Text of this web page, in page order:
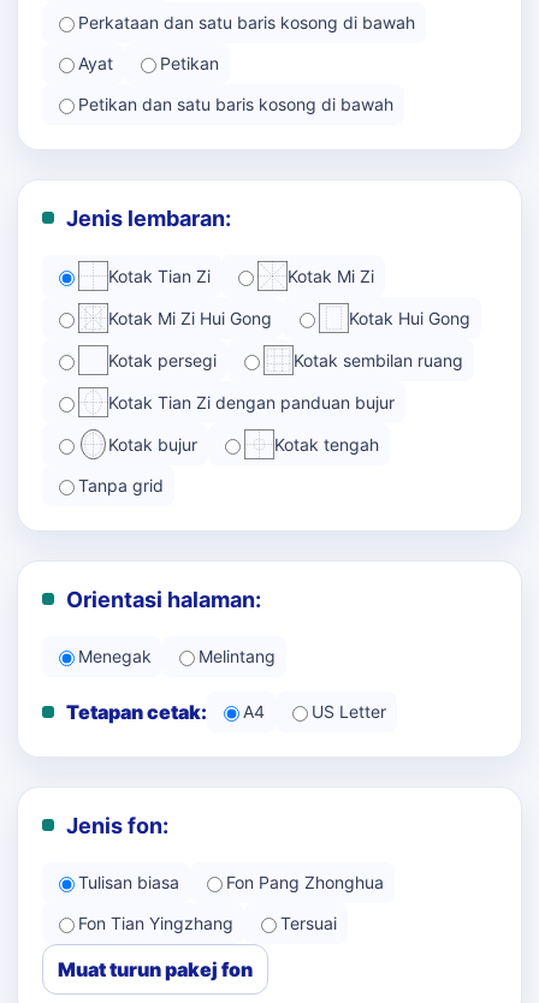
Perkataan dan satu baris kosong di bawah
Ayat
Petikan
Petikan dan satu baris kosong di bawah
Jenis lembaran:
Kotak Tian Zi Kotak Mi Zi
Kotak Mi Zi Hui Gong Kotak Hui Gong
Kotak persegi Kotak sembilan ruang
Kotak Tian Zi dengan panduan bujur
Kotak bujur Kotak tengah
Tanpa grid
Orientasi halaman:
Menegak Melintang
Tetapan cetak: A4 US Letter
Jenis fon:
Tulisan biasa
Fon Pang Zhonghua
Fon Tian Yingzhang
Tersuai
Muat turun pakej fon